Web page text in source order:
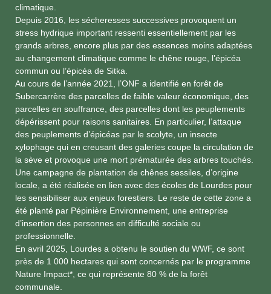
climatique.
Depuis 2016, les sécheresses successives provoquent un
stress hydrique important ressenti essentiellement par les
grands arbres, encore plus par des essences moins adaptées
au changement climatique comme le chêne rouge, l’épicéa
commun ou l’épicéa de Sitka.
Au cours de l’année 2021, l’ONF a identifié en forêt de
Subercarrère des parcelles de faible valeur économique, des
parcelles en souffrance, des parcelles dont les peuplements
dépérissent pour raisons sanitaires. En particulier, l’attaque
des peuplements d’épicéas par le scolyte, un insecte
xylophage qui en creusant des galeries coupe la circulation de
la sève et provoque une mort prématurée des arbres touchés.
Une campagne de plantation de chênes sessiles, d’origine
locale, a été réalisée en lien avec des écoles de Lourdes pour
les sensibiliser aux enjeux forestiers. Le reste de cette zone a
été planté par Pépinière Environnement, une entreprise
d’insertion des personnes en difficulté sociale ou
professionnelle.
En avril 2025, Lourdes a obtenu le soutien du WWF, ce sont
près de 1 000 hectares qui sont concernés par le programme
Nature Impact*, ce qui représente 80 % de la forêt
communale.